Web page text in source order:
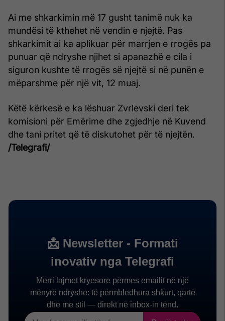
Ai me shkarkimin më 17 gusht tanimë nuk ka
mundësi të kthehet në vendin e njejtë. Pas
shkarkimit ai ka aplikuar për marrjen e rrogës pa
punuar që ndryshe njihet si apanazhë e cila i
siguron kushte të rrogës së njejtë si në punën e
mëparshme për një vit, 12 muaj.
Këtë kërkesë e ka lëshuar Zvrlevski deri tek
komisioni për Emërime dhe zgjedhje në Kuvend
dhe tani pritet që të diskutohet për të njejtën.
/Telegrafi/